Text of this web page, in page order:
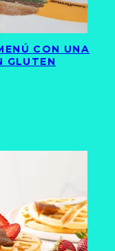
CON UNA
GLUTEN